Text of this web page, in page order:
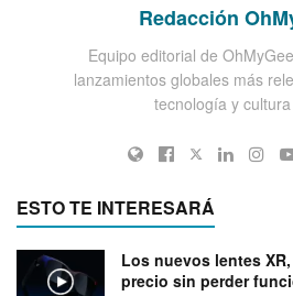
Redacción
Equipo editorial de
lanzamientos globales más
tecnología y
ESTO TE INTERESARÁ
Los nuevos lentes
precio sin perder